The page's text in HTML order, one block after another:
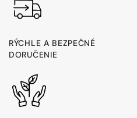
RÝCHLE A BEZPEČNÉ
DORUČENIE